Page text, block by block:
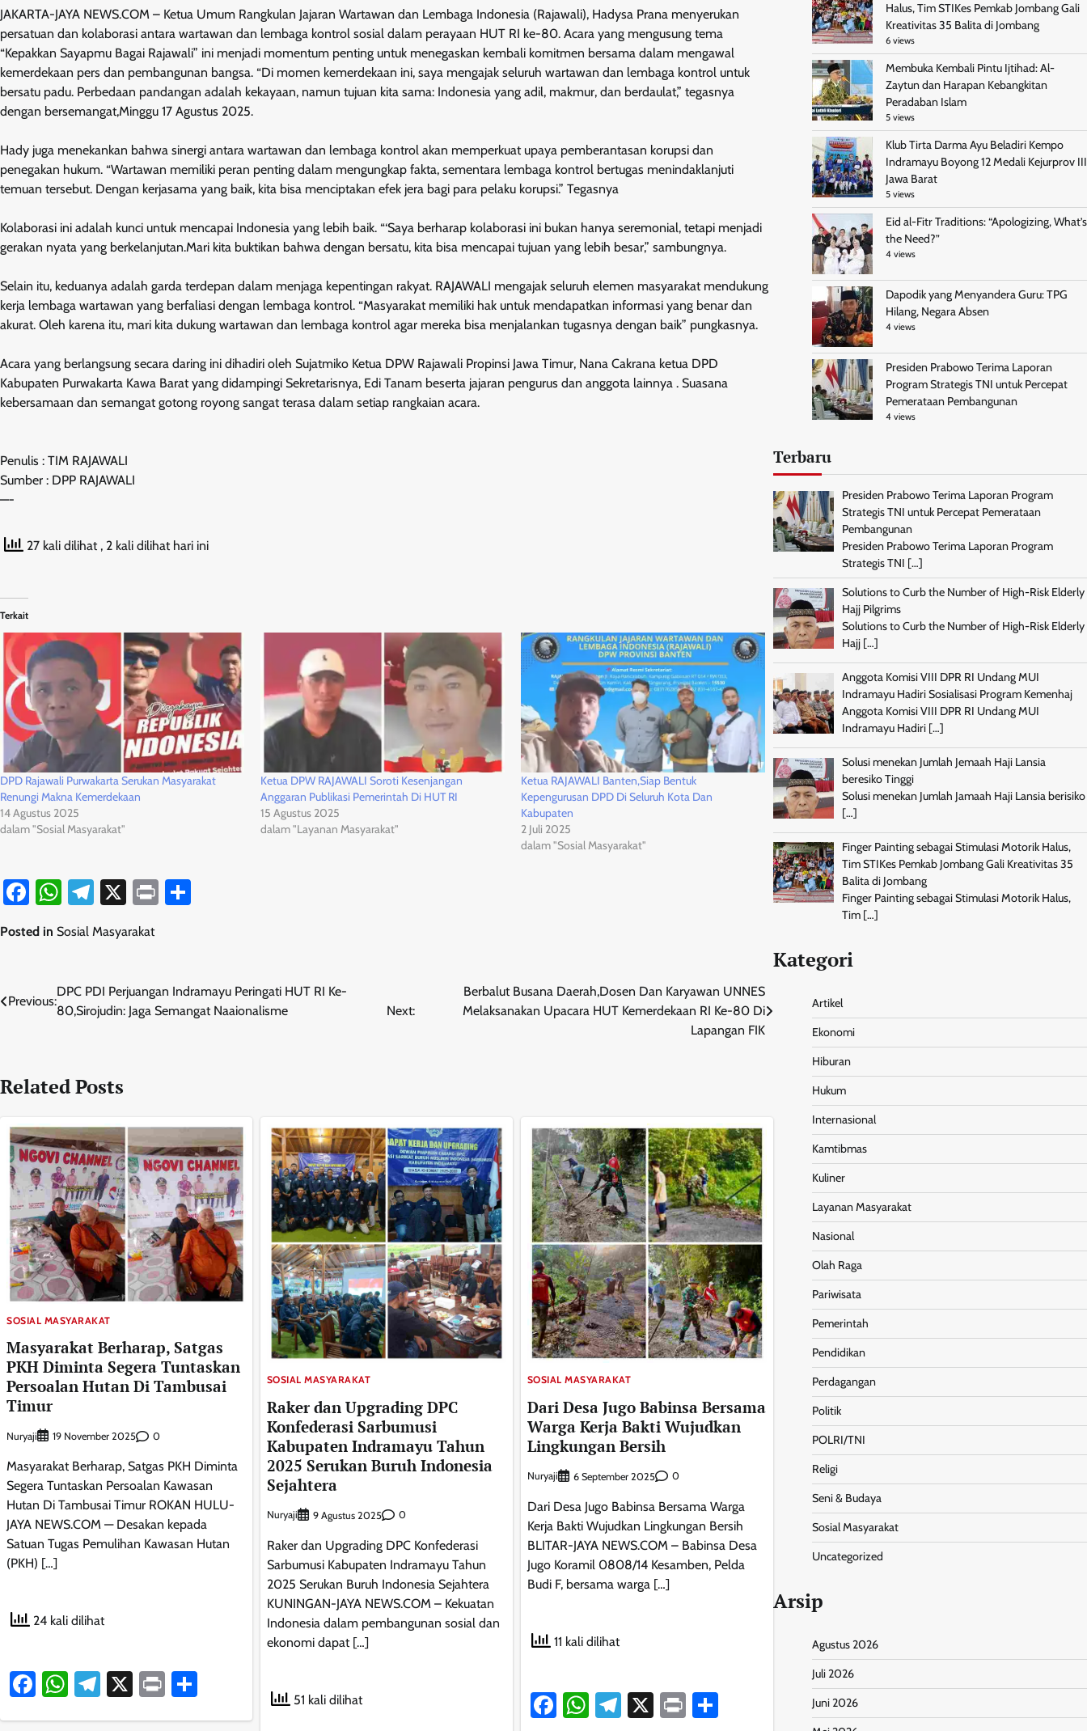
JAKARTA-JAYA NEWS.COM – Ketua Umum Rangkulan Jajaran Wartawan dan Lembaga Indonesia (Rajawali), Hadysa Prana menyerukan
persatuan dan kolaborasi antara wartawan dan lembaga kontrol sosial dalam perayaan HUT RI ke-80. Acara yang mengusung tema
“Kepakkan Sayapmu Bagai Rajawali” ini menjadi momentum penting untuk menegaskan kembali komitmen bersama dalam mengawal
kemerdekaan pers dan pembangunan bangsa. “Di momen kemerdekaan ini, saya mengajak seluruh wartawan dan lembaga kontrol untuk
bersatu padu. Perbedaan pandangan adalah kekayaan, namun tujuan kita sama: Indonesia yang adil, makmur, dan berdaulat,” tegasnya
dengan bersemangat,Minggu 17 Agustus 2025.
Hady juga menekankan bahwa sinergi antara wartawan dan lembaga kontrol akan memperkuat upaya pemberantasan korupsi dan
penegakan hukum. “Wartawan memiliki peran penting dalam mengungkap fakta, sementara lembaga kontrol bertugas menindaklanjuti
temuan tersebut. Dengan kerjasama yang baik, kita bisa menciptakan efek jera bagi para pelaku korupsi.” Tegasnya
Kolaborasi ini adalah kunci untuk mencapai Indonesia yang lebih baik. “‘Saya berharap kolaborasi ini bukan hanya seremonial, tetapi menjadi
gerakan nyata yang berkelanjutan.Mari kita buktikan bahwa dengan bersatu, kita bisa mencapai tujuan yang lebih besar,” sambungnya.
Selain itu, keduanya adalah garda terdepan dalam menjaga kepentingan rakyat. RAJAWALI mengajak seluruh elemen masyarakat mendukung
kerja lembaga wartawan yang berfaliasi dengan lembaga kontrol. “Masyarakat memiliki hak untuk mendapatkan informasi yang benar dan
akurat. Oleh karena itu, mari kita dukung wartawan dan lembaga kontrol agar mereka bisa menjalankan tugasnya dengan baik” pungkasnya.
Acara yang berlangsung secara daring ini dihadiri oleh Sujatmiko Ketua DPW Rajawali Propinsi Jawa Timur, Nana Cakrana ketua DPD
Kabupaten Purwakarta Kawa Barat yang didampingi Sekretarisnya, Edi Tanam beserta jajaran pengurus dan anggota lainnya . Suasana
kebersamaan dan semangat gotong royong sangat terasa dalam setiap rangkaian acara.
Penulis : TIM RAJAWALI
Sumber : DPP RAJAWALI
—-
27 kali dilihat , 2 kali dilihat hari ini
Terkait
DPD Rajawali Purwakarta Serukan Masyarakat
Renungi Makna Kemerdekaan
14 Agustus 2025
dalam "Sosial Masyarakat"
Ketua DPW RAJAWALI Soroti Kesenjangan
Anggaran Publikasi Pemerintah Di HUT RI
15 Agustus 2025
dalam "Layanan Masyarakat"
Ketua RAJAWALI Banten,Siap Bentuk
Kepengurusan DPD Di Seluruh Kota Dan
Kabupaten
2 Juli 2025
dalam "Sosial Masyarakat"
Facebook
WhatsApp
Telegram
X Print
Posted in Sosial Masyarakat
Navigasi
Previous:
DPC PDI Perjuangan Indramayu Peringati HUT RI Ke-
80,Sirojudin: Jaga Semangat Naaionalisme
Next:
Berbalut Busana Daerah,Dosen Dan Karyawan UNNES
Melaksanakan Upacara HUT Kemerdekaan RI Ke-80 Di
Lapangan FIK
Related Posts
SOSIAL MASYARAKAT
Masyarakat Berharap, Satgas
PKH Diminta Segera Tuntaskan
Persoalan Hutan Di Tambusai
Timur
Nuryaji 19 November 2025 0
Masyarakat Berharap, Satgas PKH Diminta
Segera Tuntaskan Persoalan Kawasan
Hutan Di Tambusai Timur ROKAN HULU-
JAYA NEWS.COM — Desakan kepada
Satuan Tugas Pemulihan Kawasan Hutan
(PKH) […]
24 kali dilihat
Facebook
WhatsApp
Telegram
X Print
SOSIAL MASYARAKAT
Raker dan Upgrading DPC
Konfederasi Sarbumusi
Kabupaten Indramayu Tahun
2025 Serukan Buruh Indonesia
Sejahtera
Nuryaji 9 Agustus 2025 0
Raker dan Upgrading DPC Konfederasi
Sarbumusi Kabupaten Indramayu Tahun
2025 Serukan Buruh Indonesia Sejahtera
KUNINGAN-JAYA NEWS.COM – Kekuatan
Indonesia dalam pembangunan sosial dan
ekonomi dapat […]
51 kali dilihat
SOSIAL MASYARAKAT
Dari Desa Jugo Babinsa Bersama
Warga Kerja Bakti Wujudkan
Lingkungan Bersih
Nuryaji 6 September 2025 0
Dari Desa Jugo Babinsa Bersama Warga
Kerja Bakti Wujudkan Lingkungan Bersih
BLITAR-JAYA NEWS.COM – Babinsa Desa
Jugo Koramil 0808/14 Kesamben, Pelda
Budi F, bersama warga […]
11 kali dilihat
Facebook
WhatsApp
Telegram
X PrintShare
Halus, Tim STIKes Pemkab Jombang Gali
Kreativitas 35 Balita di Jombang
6 views
Membuka Kembali Pintu Ijtihad: Al-
Zaytun dan Harapan Kebangkitan
Peradaban Islam
5 views
Klub Tirta Darma Ayu Beladiri Kempo
Indramayu Boyong 12 Medali Kejurprov III
Jawa Barat
5 views
Eid al-Fitr Traditions: “Apologizing, What’s
the Need?”
4 views
Dapodik yang Menyandera Guru: TPG
Hilang, Negara Absen
4 views
Presiden Prabowo Terima Laporan
Program Strategis TNI untuk Percepat
Pemerataan Pembangunan
4 views
Terbaru
Presiden Prabowo Terima Laporan Program
Strategis TNI untuk Percepat Pemerataan
Pembangunan
Presiden Prabowo Terima Laporan Program
Strategis TNI […]
Solutions to Curb the Number of High-Risk Elderly
Hajj Pilgrims
Solutions to Curb the Number of High-Risk Elderly
Hajj […]
Anggota Komisi VIII DPR RI Undang MUI
Indramayu Hadiri Sosialisasi Program Kemenhaj
Anggota Komisi VIII DPR RI Undang MUI
Indramayu Hadiri […]
Solusi menekan Jumlah Jemaah Haji Lansia
beresiko Tinggi
Solusi menekan Jumlah Jamaah Haji Lansia berisiko
[…]
Finger Painting sebagai Stimulasi Motorik Halus,
Tim STIKes Pemkab Jombang Gali Kreativitas 35
Balita di Jombang
Finger Painting sebagai Stimulasi Motorik Halus,
Tim […]
Kategori
Artikel
Ekonomi
Hiburan
Hukum
Internasional
Kamtibmas
Kuliner
Layanan Masyarakat
Nasional
Olah Raga
Pariwisata
Pemerintah
Pendidikan
Perdagangan
Politik
POLRI/TNI
Religi
Seni & Budaya
Sosial Masyarakat
Uncategorized
Arsip
Agustus 2026
Juli 2026
Juni 2026